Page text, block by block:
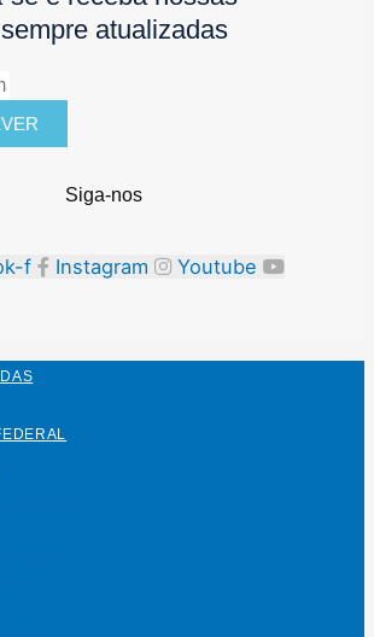
atualizadas
Siga-nos
f Instagram Youtube